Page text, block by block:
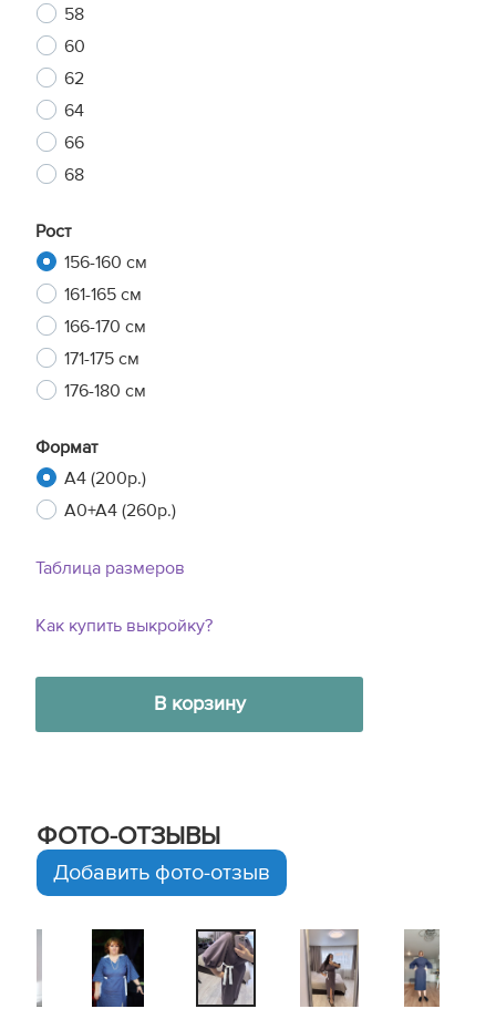
58
60
62
64
66
68
Рост
156-160 см
161-165 см
166-170 см
171-175 см
176-180 см
Формат
A4 (200р.)
A0+A4 (260р.)
Таблица размеров
Как купить выкройку?
В корзину
ФОТО-ОТЗЫВЫ
Добавить фото-отзыв